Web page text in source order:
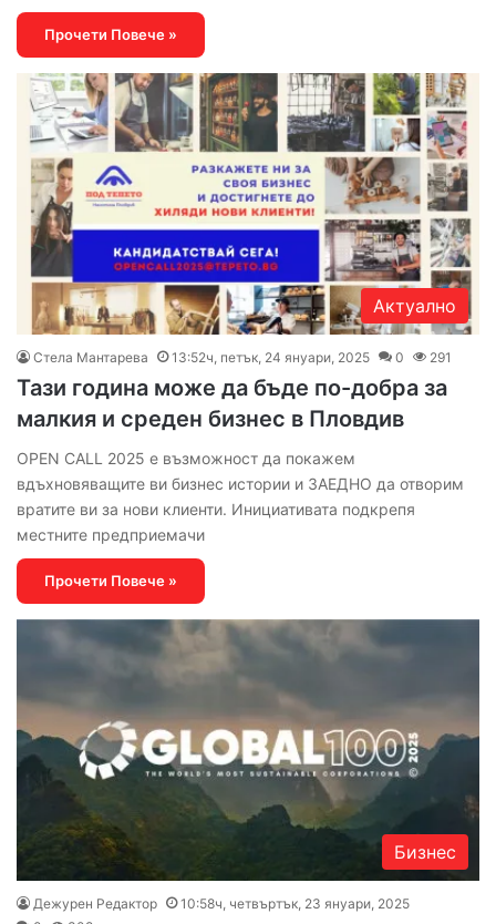
Прочети Повече »
Актуално
Стела Мантарева 13:52ч, петък, 24 януари, 2025 0 291
Тази година може да бъде по-добра за
малкия и среден бизнес в Пловдив
OPEN CALL 2025 е възможност да покажем
вдъхновяващите ви бизнес истории и ЗАЕДНО да отворим
вратите ви за нови клиенти. Инициативата подкрепя
местните предприемачи
Прочети Повече »
Бизнес
Дежурен Редактор
10:58ч, четвъртък, 23 януари, 2025